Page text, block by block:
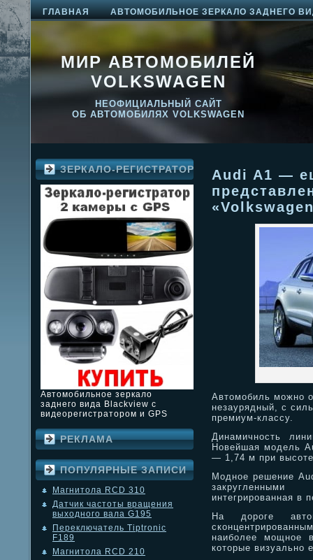
ГЛАВНАЯ АВТОМОБИЛЬНОЕ ЗЕРКАЛО ЗАДНЕГО
МИР АВТОМОБИЛЕЙ
VOLKSWAGEN
НЕОФИЦИАЛЬНЫЙ САЙТ
ОБ АВТОМОБИЛЯХ VOLKSWAGEN
ЗЕРКАЛО-РЕГИСТРАТОР
Автомобильное зеркало
заднего вида Blackview с
видеорегистратором и GPS
РЕКЛАМА
ПОПУЛЯРНЫЕ ЗАПИСИ
Магнитола RCD 310
Датчик частоты вращения
выходного вала G195
Переключатель Tiptronic
F189
Магнитола RCD 210
Audi A1 —
Автомобиль можно
незаурядный, с
премиум-классу.
Динамичность
Новейшая модель
— 1,74 м при
Модное решение
интегрированная в
На дороге
наиболее мощное
которые визуально